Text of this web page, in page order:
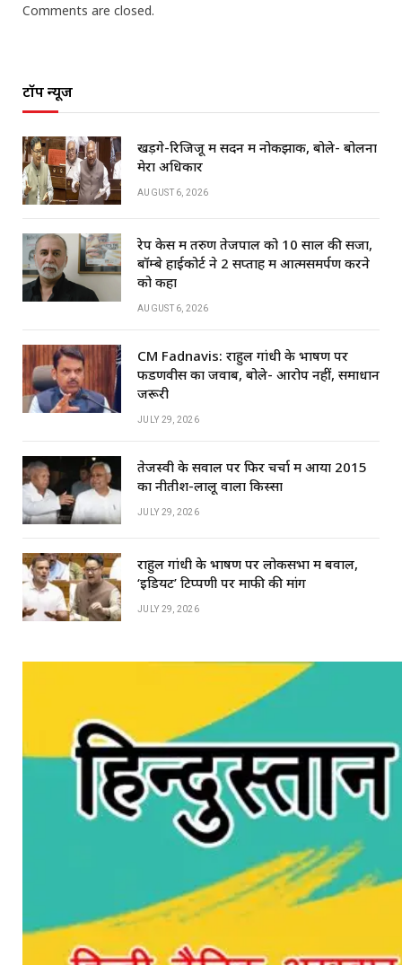
Comments are closed.
टॉप न्यूज
खड़गे-रिजिजू में सदन में नोकझोंक, बोले- बोलना
मेरा अधिकार
AUGUST 6, 2026
रेप केस में तरुण तेजपाल को 10 साल की सजा,
बॉम्बे हाईकोर्ट ने 2 सप्ताह में आत्मसमर्पण करने
को कहा
AUGUST 6, 2026
CM Fadnavis: राहुल गांधी के भाषण पर
फडणवीस का जवाब, बोले- आरोप नहीं, समाधान
जरूरी
JULY 29, 2026
तेजस्वी के सवाल पर फिर चर्चा में आया 2015
का नीतीश-लालू वाला किस्सा
JULY 29, 2026
राहुल गांधी के भाषण पर लोकसभा में बवाल,
‘इडियट’ टिप्पणी पर माफी की मांग
JULY 29, 2026